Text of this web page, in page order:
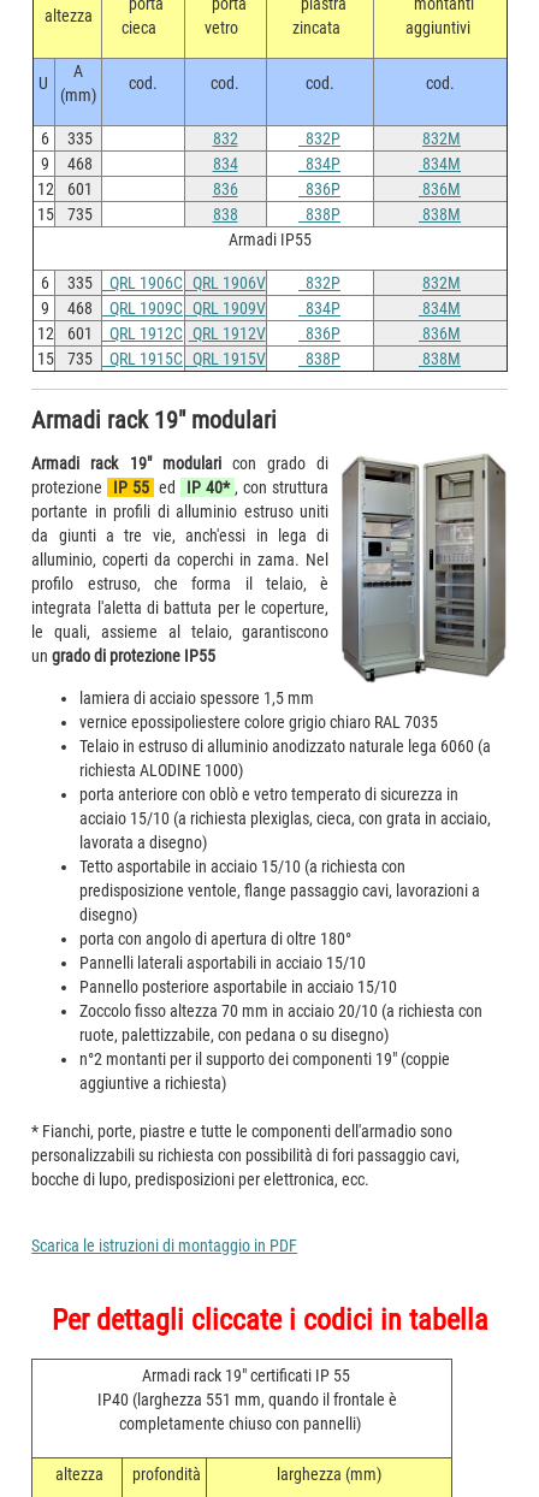
altezza
cieca
vetro
zincata
aggiuntivi
U
A
(mm)
cod. cod. cod. cod.
6 335 832 832P
832M
9
468 834 834P
834M
12
601 836 836P
836M
15
735 838 838P
838M
Armadi IP55
6 335 QRL 1906C QRL 1906V 832P
832M
9
468 QRL 1909C QRL 1909V 834P
834M
12
601 QRL 1912C QRL 1912V 836P
836M
15
735 QRL 1915C QRL 1915V 838P 838M
Armadi rack 19" modulari
Armadi rack 19" modularicon grado di
protezione
IP 55 ed IP 40* , con struttura
portante in profili di alluminio estruso uniti
da giunti a tre vie, anch'essi in lega di
alluminio, coperti da coperchi in zama. Nel
profilo estruso, che forma il telaio, è
integrata l'aletta di battuta per le coperture,
le quali, assieme al telaio, garantiscono
un grado di protezione IP55
lamiera di acciaio spessore 1,5 mm
vernice epossipoliestere colore grigio chiaro RAL 7035
Telaio in estruso di alluminio anodizzato naturale lega 6060 (a
richiesta ALODINE 1000)
porta anteriore con oblò e vetro temperato di sicurezza in
acciaio 15/10 (a richiesta plexiglas, cieca, con grata in acciaio,
lavorata a disegno)
Tetto asportabile in acciaio 15/10 (a richiesta con
predisposizione ventole, flange passaggio cavi, lavorazioni a
disegno)
porta con angolo di apertura di oltre 180°
Pannelli laterali asportabili in acciaio 15/10
Pannello posteriore asportabile in acciaio 15/10
Zoccolo fisso altezza 70 mm in acciaio 20/10 (a richiesta con
ruote, palettizzabile, con pedana o su disegno)
n°2 montanti per il supporto dei componenti 19" (coppie
aggiuntive a richiesta)
* Fianchi, porte, piastre e tutte le componenti dell'armadio sono
personalizzabili su richiesta con possibilità di fori passaggio cavi,
bocche di lupo, predisposizioni per elettronica, ecc.
Scarica le istruzioni di montaggio in PDF
Per dettagli cliccate i codici in tabella
Armadi rack 19" certificati IP 55
IP40 (larghezza 551 mm, quando il frontale è
completamente chiuso con pannelli)
altezza profondità larghezza (mm)